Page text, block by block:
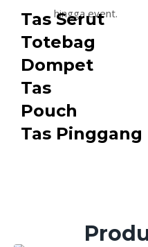
hingga event.
Tas Serut
Totebag
Dompet
Tas
Pouch
Tas Pinggang